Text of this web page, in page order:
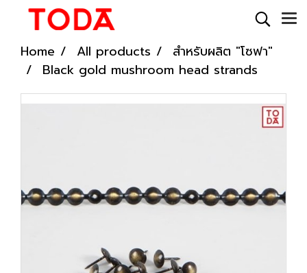
Home All products
สำหรับผลิต "โซฟา"
Black gold mushroom head strands